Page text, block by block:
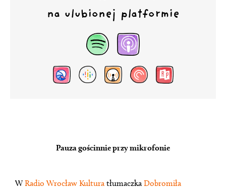
na ulubionej platformie
Pauza gościnnie przy mikrofonie
W Radio Wrocław KulturatłumaczkaDobromiła